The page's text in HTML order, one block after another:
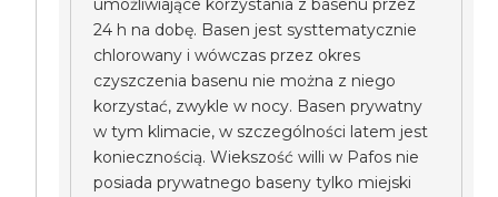
umożliwiające korzystania z basenu przez
24 h na dobę. Basen jest systtematycznie
chlorowany i wówczas przez okres
czyszczenia basenu nie można z niego
korzystać, zwykle w nocy. Basen prywatny
w tym klimacie, w szczególności latem jest
koniecznością. Wiekszość willi w Pafos nie
posiada prywatnego baseny tylko miejski